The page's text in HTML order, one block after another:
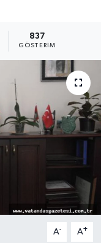
837
GÖSTERIM
A- A+